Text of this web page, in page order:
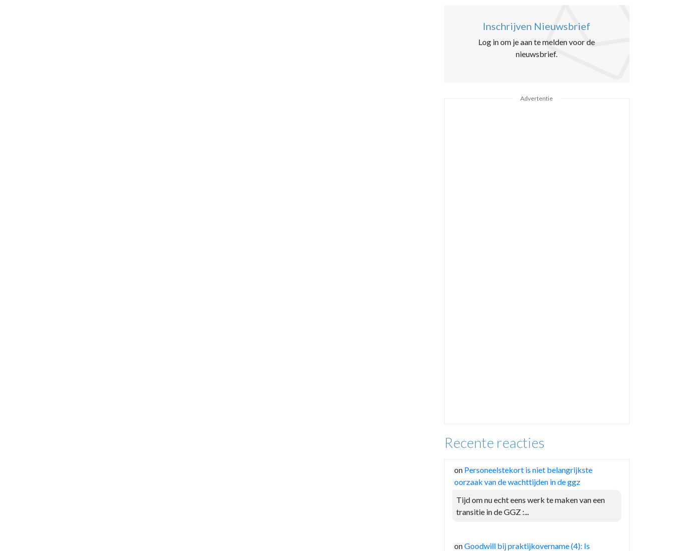
Inschrijven Nieuwsbrief
Log in om je aan te melden voor de
nieuwsbrief.
Advertentie
Recente reacties
on Personeelstekort is niet belangrijkste
oorzaak van de wachttijden in de ggz
Tijd om nu echt eens werk te maken van een
transitie in de GGZ :...
onGoodwill bij praktijkovername (4): Is